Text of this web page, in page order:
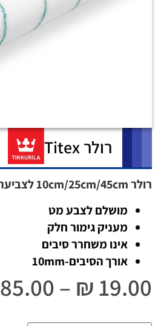
רולר Titex
רולר 10cm/25cm/45cm לצביעת קירות ותקרות Titex
מושלם לצבע מט
מעניק גימור חלק
אינו משחרר סיבים
אורך הסיבים-10mm
₪19.00
–
85.00